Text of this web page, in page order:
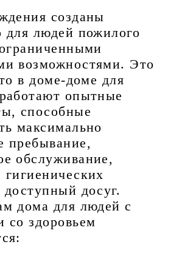
созданы
для людей пожилого
возможностями. Это
в доме-доме для
опытные
способные
максимально
пребывание,
обслуживание,
гигиенических
досуг.
дома для людей с
со здоровьем